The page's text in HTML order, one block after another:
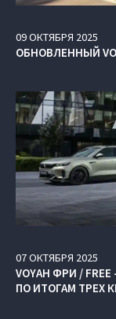
09ОКТЯБРЯ 2025
ОБНОВЛЕННЫЙ
07ОКТЯБРЯ 2025
VOYAH ФРИ /
ПО ИТОГАМ ТРЕХ